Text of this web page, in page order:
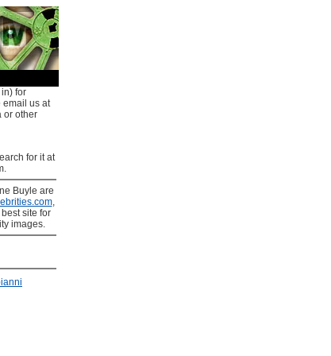
for
email us at
or other
for it at
Buyle are
,
site for
images.